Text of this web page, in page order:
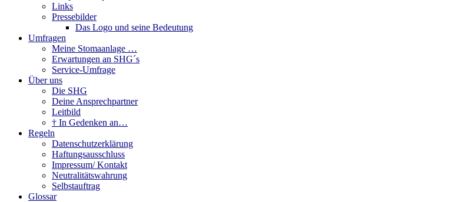
Links
Pressebilder
Das Logo und seine Bedeutung
Umfragen
Meine Stomaanlage …
Erwartungen an SHG´s
Service-Umfrage
Über uns
Die SHG
Deine Ansprechpartner
Leitbild
† In Gedenken an…
Regeln
Datenschutzerklärung
Haftungsausschluss
Impressum/ Kontakt
Neutralitätswahrung
Selbstauftrag
Glossar